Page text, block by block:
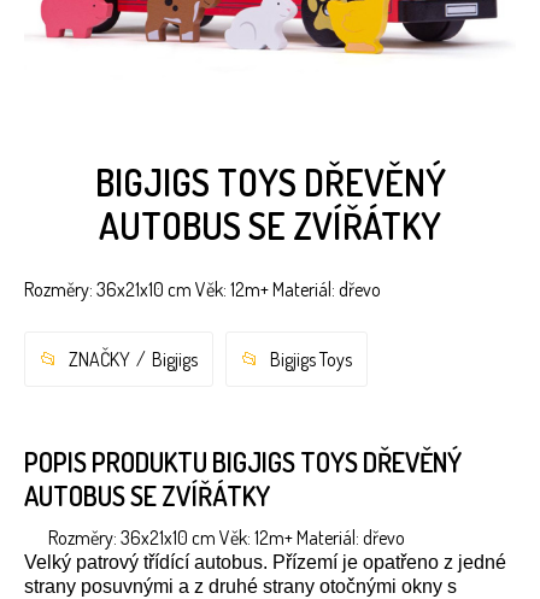
BIGJIGS TOYS DŘEVĚNÝ
AUTOBUS SE ZVÍŘÁTKY
Rozměry: 36x21x10 cm Věk: 12m+ Materiál: dřevo
ZNAČKY Bigjigs Bigjigs Toys
POPIS PRODUKTU BIGJIGS TOYS DŘEVĚNÝ
AUTOBUS SE ZVÍŘÁTKY
Rozměry: 36x21x10 cm Věk: 12m+ Materiál: dřevo
Velký patrový třídící autobus. Přízemí je opatřeno z jedné
strany posuvnými a z druhé strany otočnými okny s